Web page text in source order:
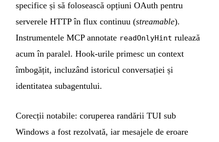
specifice și să folosească opțiuni OAuth pentru
serverele HTTP în flux continuu (streamable).
Instrumentele MCP annotate readOnlyHint rulează
acum în paralel. Hook-urile primesc un context
îmbogățit, incluzând istoricul conversației și
identitatea subagentului.
Corecții notabile: coruperea randării TUI sub
Windows a fost rezolvată, iar mesajele de eroare